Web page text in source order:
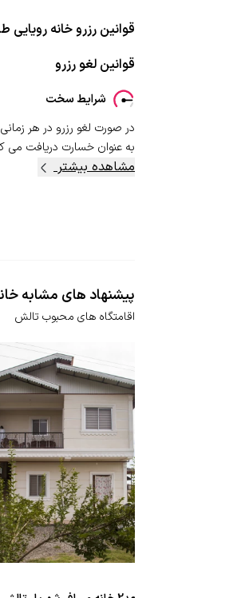
قوانین رزرو خانه
قوانین لغو رزرو
شرایط سخت
در صورت لغو رزرو در هر
به عنوان خسارت دریافت می
مشاهده بیشتر
پیشنهاد های مشابه
اقامتگاه های محبوب تالش